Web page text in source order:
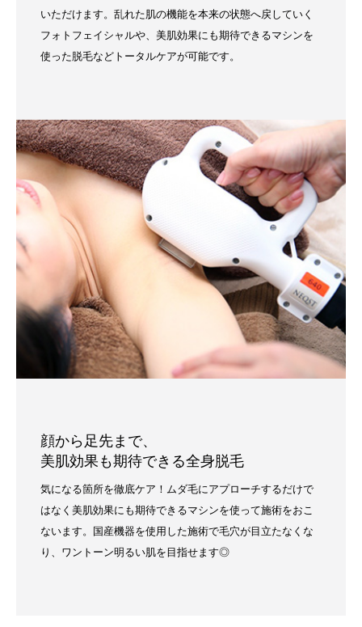
いただけます。乱れた肌の機能を本来の状態へ戻していく
フォトフェイシャルや、美肌効果にも期待できるマシンを
使った脱毛などトータルケアが可能です。
顔から足先まで、
美肌効果も期待できる全身脱毛
気になる箇所を徹底ケア！ムダ毛にアプローチするだけで
はなく美肌効果にも期待できるマシンを使って施術をおこ
ないます。国産機器を使用した施術で毛穴が目立たなくな
り、ワントーン明るい肌を目指せます◎